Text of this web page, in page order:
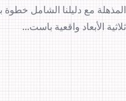
المذهلة مع دليلنا الشامل
ثلاثية الأبعاد واقعية باست...